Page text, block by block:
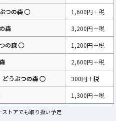
つの森 ○
1,600円＋税
森
3,200円＋税
の森 ○
1,200円＋税
2,600円＋税
うぶつの森 ○
300円＋税
1,300円＋税
トアでも取り扱い予定